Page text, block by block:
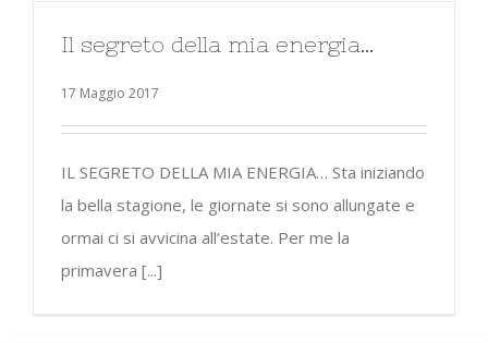
Il segreto della mia energia…
17 Maggio 2017
IL SEGRETO DELLA MIA ENERGIA… Sta iniziando
la bella stagione, le giornate si sono allungate e
ormai ci si avvicina all’estate. Per me la
primavera [...]